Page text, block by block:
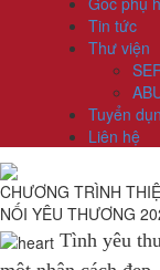
Tin tức
Thư viện
Tuyển
Liên hệ
CHƯƠNG TRÌNH
NỐI YÊU THƯƠNG
Tình yêu